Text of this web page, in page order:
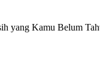
yang Kamu Belum